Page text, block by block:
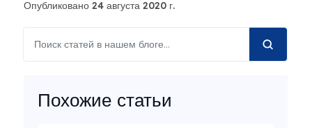
Опубликовано 24 августа 2020 г.
Похожие статьи